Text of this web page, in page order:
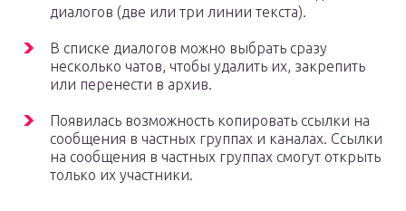
диалогов (две или три линии текста).
В списке диалогов можно выбрать сразу
несколько чатов, чтобы удалить их, закрепить
или перенести в архив.
Появилась возможность копировать ссылки на
сообщения в частных группах и каналах. Ссылки
на сообщения в частных группах смогут открыть
только их участники.